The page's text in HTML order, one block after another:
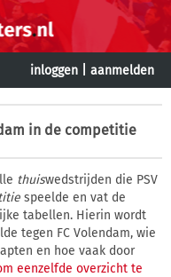
inloggen aanmelden
in de competitie
thuiswedstrijden die PSV
speelde en vat de
tabellen. Hierin wordt
tegen FC Volendam, wie
en hoe vaak door
eenzelfde overzicht te